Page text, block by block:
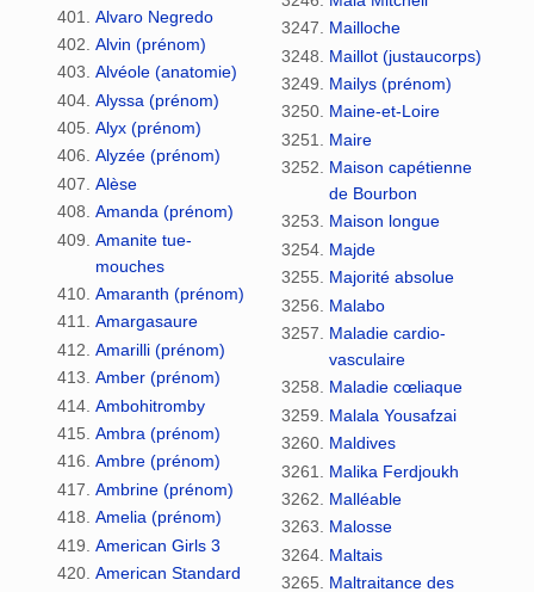
Alvaro Negredo
Alvin (prénom)
Alvéole (anatomie)
Alyssa (prénom)
Alyx (prénom)
Alyzée (prénom)
Alèse
Amanda (prénom)
Amanite tue-
mouches
Amaranth (prénom)
Amargasaure
Amarilli (prénom)
Amber (prénom)
Ambohitromby
Ambra (prénom)
Ambre (prénom)
Ambrine (prénom)
Amelia (prénom)
American Girls 3
American Standard
Mailloche
Maillot (justaucorps)
Mailys (prénom)
Maine-et-Loire
Maire
Maison capétienne
de Bourbon
Maison longue
Majde
Majorité absolue
Malabo
Maladie cardio-
vasculaire
Maladie cœliaque
Malala Yousafzai
Maldives
Malika Ferdjoukh
Malléable
Malosse
Maltais
Maltraitance des